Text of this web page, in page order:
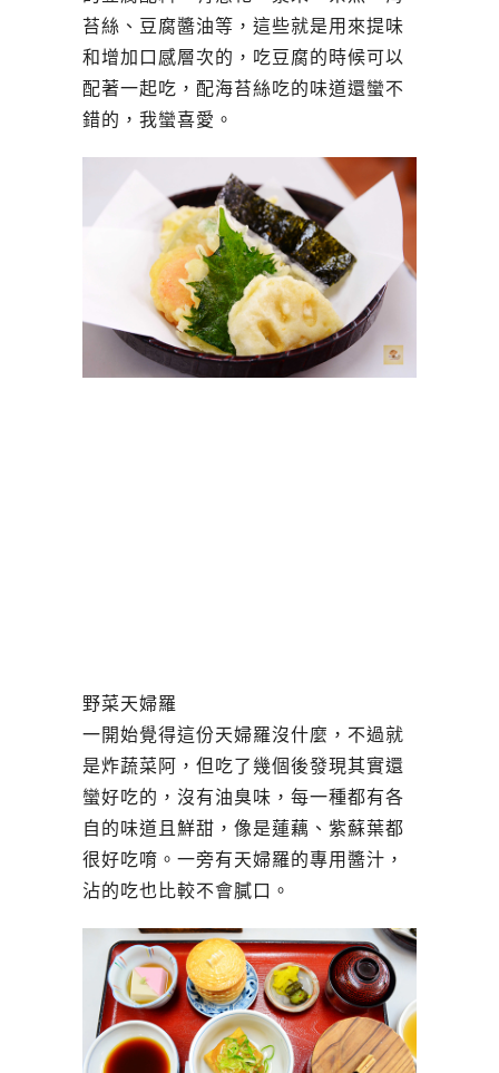
苔絲、豆腐醬油等，這些就是用來提味
和增加口感層次的，吃豆腐的時候可以
配著一起吃，配海苔絲吃的味道還蠻不
錯的，我蠻喜愛。
野菜天婦羅
一開始覺得這份天婦羅沒什麼，不過就
是炸蔬菜阿，但吃了幾個後發現其實還
蠻好吃的，沒有油臭味，每一種都有各
自的味道且鮮甜，像是蓮藕、紫蘇葉都
很好吃唷。一旁有天婦羅的專用醬汁，
沾的吃也比較不會膩口。